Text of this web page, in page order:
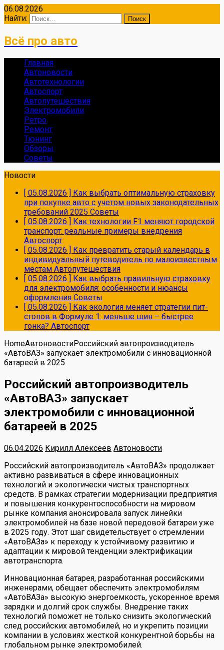
06.08.2026
Найти:
Всё про авто
Главная
Автоновости
Автотехнологии
Автоспорт
Автопутешествия
Электромобили
Ретро
Ремонт
Тюнинг
Обзоры
Советы
Новости
[ 05.08.2026 ] Как выбрать оптимальную страховку
при покупке авто с учетом новых законодательных
требований 2025 Советы
[ 05.08.2026 ] Как технологии F1 меняют городской
транспорт: реальные примеры внедрения
Автоспорт
[ 05.08.2026 ] Как превратить старый календарь в
индивидуальный путеводитель по малоизвестным
местам Автопутешествия
[ 05.08.2026 ] Как выбрать правильную страховку
для электромобиля: особенности и нюансы
оформления Советы
[ 05.08.2026 ] Как экология меняет стратегии пит-
стопов в Формуле 1: меньше шин – быстрее
гонка? Автоспорт
HomeАвтоновостиРоссийский автопроизводитель
«АвтоВАЗ» запускает электромобили с инновационной
батареей в 2025
Российский автопроизводитель
«АвтоВАЗ» запускает
электромобили с инновационной
батареей в 2025
06.04.2026 Кирилл Алексеев Автоновости
Российский автопроизводитель «АвтоВАЗ» продолжает
активно развиваться в сфере инновационных
технологий и экологически чистых транспортных
средств. В рамках стратегии модернизации предприятия
и повышения конкурентоспособности на мировом
рынке компания анонсировала запуск линейки
электромобилей на базе новой передовой батареи уже
в 2025 году. Этот шаг свидетельствует о стремлении
«АвтоВАЗа» к переходу к устойчивому развитию и
адаптации к мировой тенденции электрификации
автотранспорта.
Инновационная батарея, разработанная российскими
инженерами, обещает обеспечить электромобилям
«АвтоВАЗа» высокую энергоемкость, ускоренное время
зарядки и долгий срок службы. Внедрение таких
технологий поможет не только снизить экологический
след российских автомобилей, но и укрепить позиции
компании в условиях жесткой конкурентной борьбы на
глобальном рынке электромобилей.